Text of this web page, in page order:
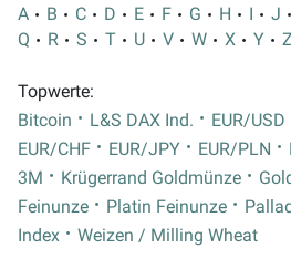
A
B C D E F G H I J
Q
R S T U V W X Y Z
Topwerte:
Bitcoin
L&S DAX Ind. EUR/USD
EUR/CHF
EUR/JPY EUR/PLN
3M
Krügerrand Goldmünze
Feinunze
Platin Feinunze
Index
Weizen / Milling Wheat